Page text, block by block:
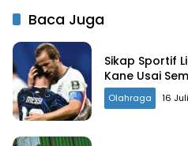
Baca Juga
Sikap Sportif
Kane Usai
Olahraga 16